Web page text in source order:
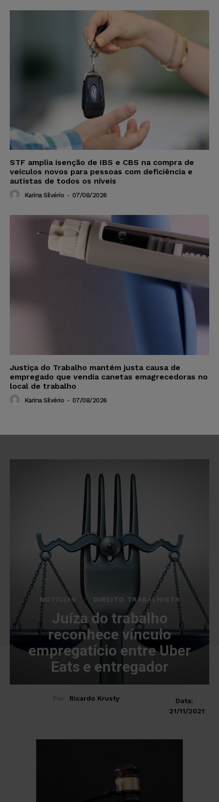
STF amplia isenção de IBS e CBS na compra de
veículos novos para pessoas com deficiência e
autistas de todos os níveis
Karina Silvério - 07/08/2026
Justiça do Trabalho mantém justa causa de
empregado que vendia canetas emagrecedoras no
local de trabalho
Karina Silvério - 07/08/2026